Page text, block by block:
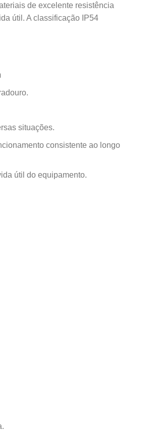
de excelente resistência
útil. A classificação IP54
situações.
consistente ao longo
útil do equipamento.